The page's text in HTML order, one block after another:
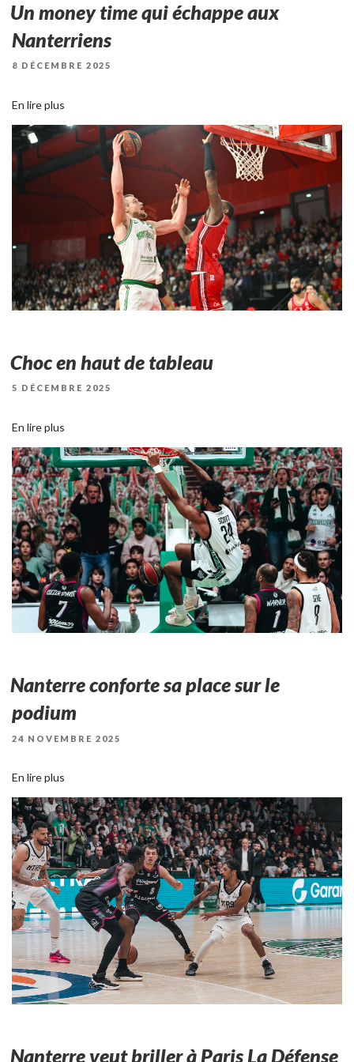
Un money time qui échappe aux
Nanterriens
PUBLIÉ
8 DÉCEMBRE 2025
En lire plus
Choc en haut de tableau
PUBLIÉ
5 DÉCEMBRE 2025
En lire plus
Nanterre conforte sa place sur le
podium
PUBLIÉ
24 NOVEMBRE 2025
En lire plus
Nanterre veut briller à Paris La Défense